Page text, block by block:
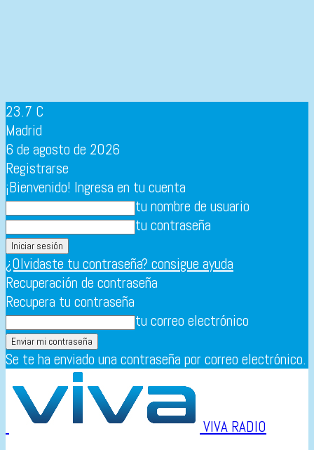
23.7 C
Madrid
6 de agosto de 2026
Registrarse
¡Bienvenido! Ingresa en tu cuenta
tu nombre de usuario
tu contraseña
¿Olvidaste tu contraseña? consigue ayuda
Recuperación de contraseña
Recupera tu contraseña
tu correo electrónico
Se te ha enviado una contraseña por correo electrónico.
VIVA RADIO